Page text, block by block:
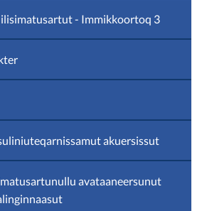
- Immikkoortoq 3
akuersissut
avataaneersunut